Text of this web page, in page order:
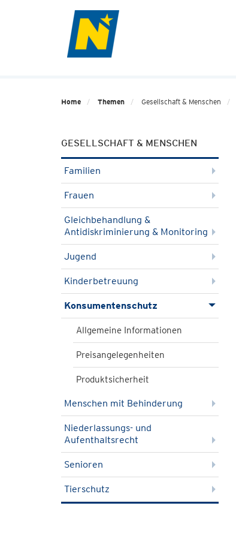
Home Themen Gesellschaft & Menschen
GESELLSCHAFT & MENSCHEN
Familien
Frauen
Gleichbehandlung &
Antidiskriminierung & Monitoring
Jugend
Kinderbetreuung
Konsumentenschutz
Allgemeine Informationen
Preisangelegenheiten
Produktsicherheit
Menschen mit Behinderung
Niederlassungs- und
Aufenthaltsrecht
Senioren
Tierschutz